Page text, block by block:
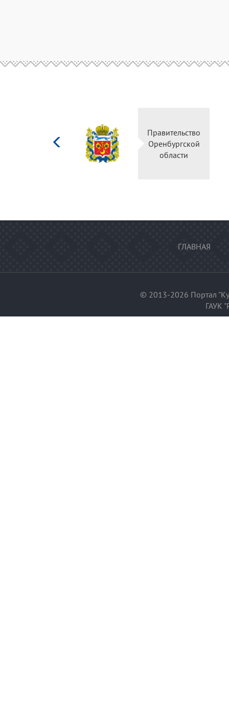
Министерство
культуры
Российской
федерации
ГЛАВНАЯ
© 2013-2026 Портал
ГАУК